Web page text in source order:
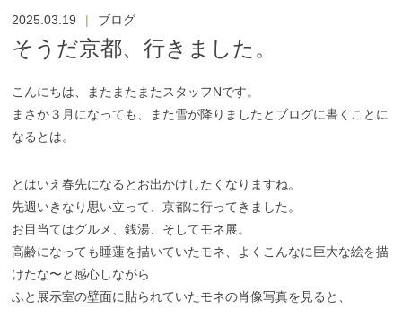
2025.03.19 ブログ
そうだ京都、行きました。
こんにちは、またまたまたスタッフNです。
まさか３月になっても、また雪が降りましたとブログに書くことに
なるとは。
とはいえ春先になるとお出かけしたくなりますね。
先週いきなり思い立って、京都に行ってきました。
お目当てはグルメ、銭湯、そしてモネ展。
高齢になっても睡蓮を描いていたモネ、よくこんなに巨大な絵を描
けたな〜と感心しながら
ふと展示室の壁面に貼られていたモネの肖像写真を見ると、